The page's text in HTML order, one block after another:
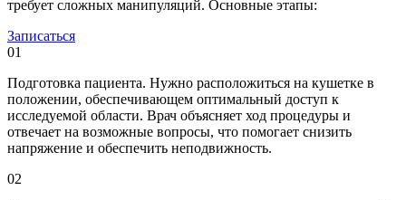
требует сложных манипуляций. Основные этапы:
Записаться
01
Подготовка пациента. Нужно расположиться на кушетке в
положении, обеспечивающем оптимальный доступ к
исследуемой области. Врач объясняет ход процедуры и
отвечает на возможные вопросы, что помогает снизить
напряжение и обеспечить неподвижность.
02